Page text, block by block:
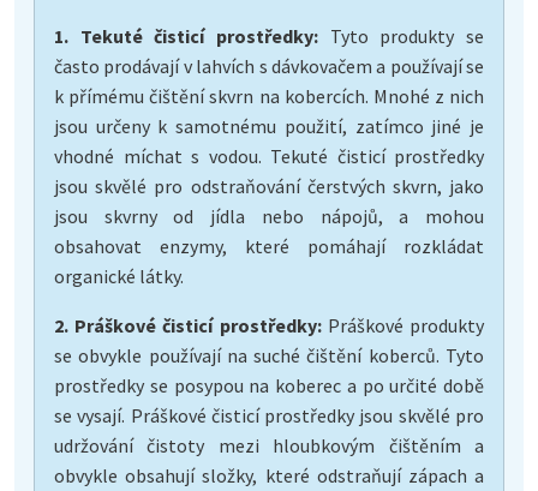
1. Tekuté čisticí prostředky: Tyto produkty se
často prodávají v lahvích s dávkovačem a používají se
k přímému čištění skvrn na kobercích. Mnohé z nich
jsou určeny k samotnému použití, zatímco jiné je
vhodné míchat s vodou. Tekuté čisticí prostředky
jsou skvělé pro odstraňování čerstvých skvrn, jako
jsou skvrny od jídla nebo nápojů, a mohou
obsahovat enzymy, které pomáhají rozkládat
organické látky.
2. Práškové čisticí prostředky:Práškové produkty
se obvykle používají na suché čištění koberců. Tyto
prostředky se posypou na koberec a po určité době
se vysají. Práškové čisticí prostředky jsou skvělé pro
udržování čistoty mezi hloubkovým čištěním a
obvykle obsahují složky, které odstraňují zápach a